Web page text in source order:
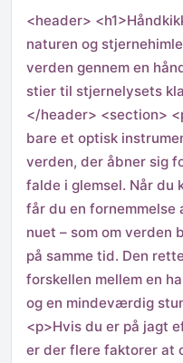
<header>
naturen og
verden gennem en
stier til stjernelysets
</header> <section>
bare et optisk
verden, der åbner sig
falde i glemsel. Når du
får du en
nuet – som om
på samme tid. Den
forskellen mellem en
og en mindeværdig
<p>Hvis du er på jagt
er der flere faktorer at